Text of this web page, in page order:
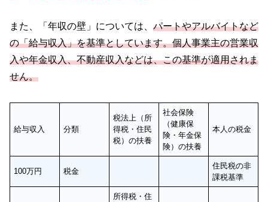
また、「年収の壁」については、 パートやアルバイトなど
の「給与収入」を基準としています。個人事業主の営業収
入や年金収入、不動産収入などは、この基準が適用されま
せん。
給与収入 分類
税法上（所
得税・住民
税）の扶養
社会保険
（健康保
険・年金保
険）の扶養
本人の税金
100万円 税金
住民税の非
課税基準
所得税・住